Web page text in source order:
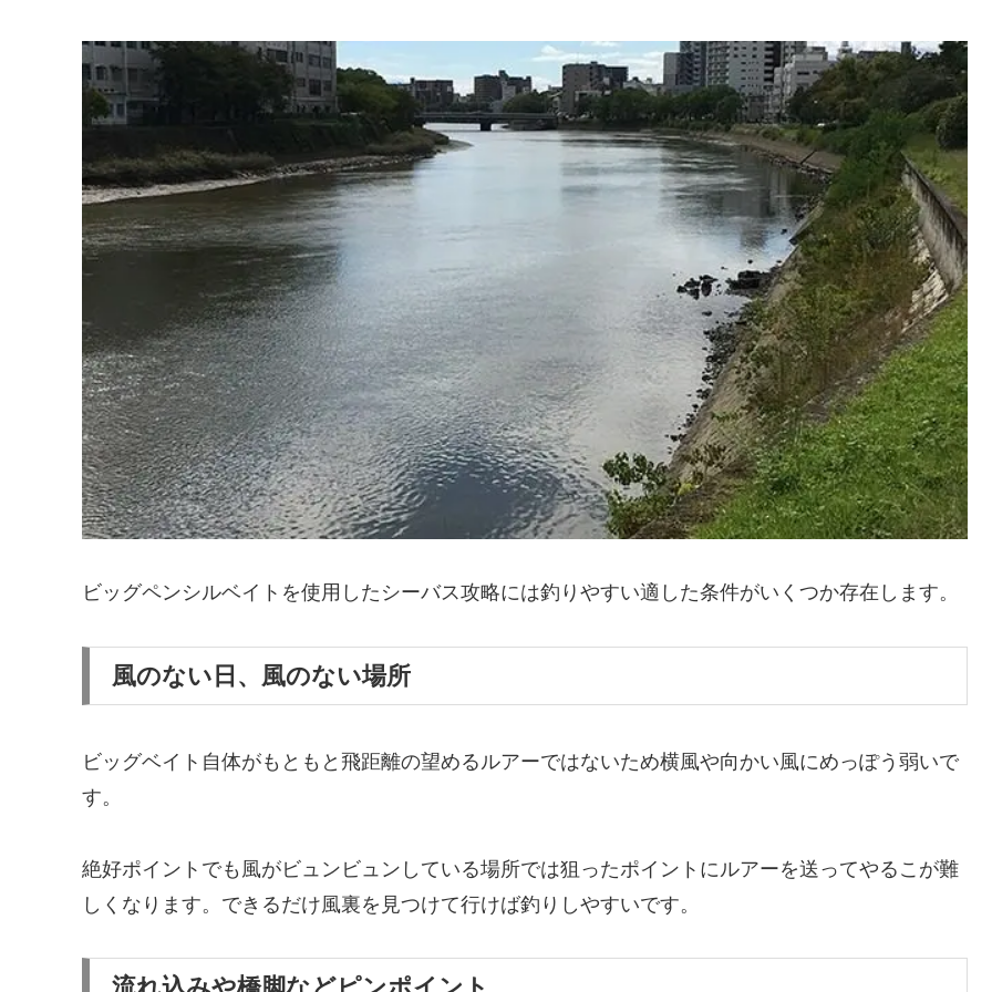
ビッグペンシルベイトを使用したシーバス攻略には釣りやすい適した条件がいくつか存在します。
風のない日、風のない場所
ビッグベイト自体がもともと飛距離の望めるルアーではないため横風や向かい風にめっぽう弱いで
す。
絶好ポイントでも風がビュンビュンしている場所では狙ったポイントにルアーを送ってやるこが難
しくなります。できるだけ風裏を見つけて行けば釣りしやすいです。